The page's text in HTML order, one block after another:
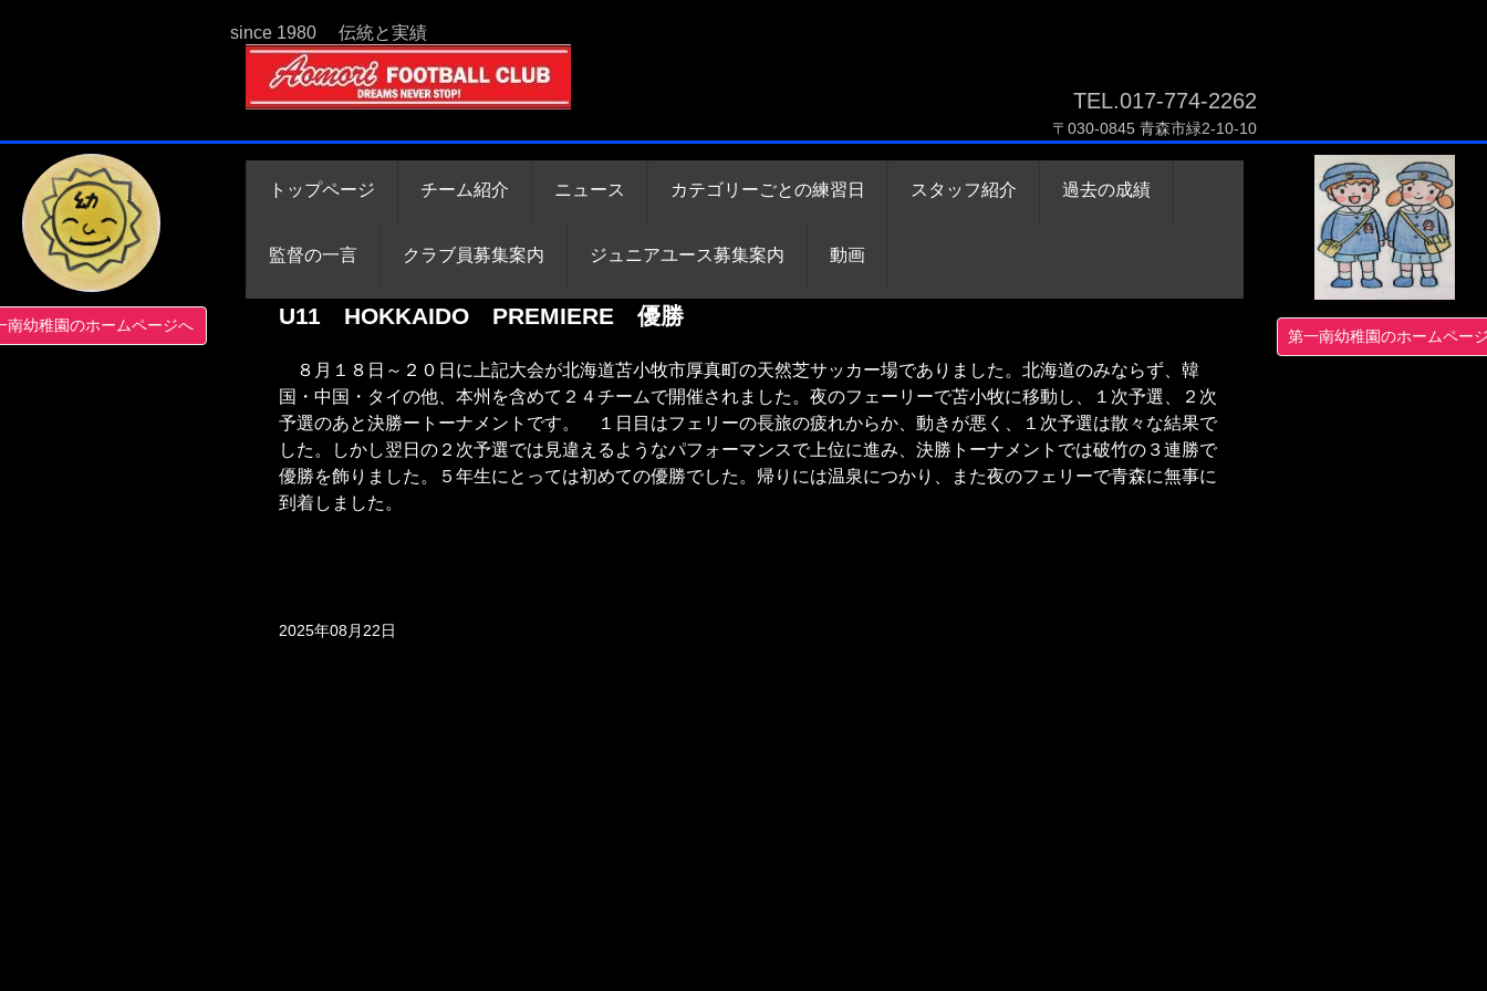
since 1980 伝統と実績
TEL.017-774-2262
〒030-0845 青森市緑2-10-10
南幼稚園のホームページへ
第一南幼稚園のホームペー
トップページ チーム紹介 ニュース カテゴリーごとの練習日 スタッフ紹介 過去の成績
監督の一言 クラブ員募集案内 ジュニアユース募集案内 動画
U11 HOKKAIDO PREMIERE 優勝
８月１８日～２０日に上記大会が北海道苫小牧市厚真町の天然芝サッカー場でありました。北海道のみならず、韓
国・中国・タイの他、本州を含めて２４チームで開催されました。夜のフェーリーで苫小牧に移動し、１次予選、２次
予選のあと決勝ートーナメントです。 １日目はフェリーの長旅の疲れからか、動きが悪く、１次予選は散々な結果で
した。しかし翌日の２次予選では見違えるようなパフォーマンスで上位に進み、決勝トーナメントでは破竹の３連勝で
優勝を飾りました。５年生にとっては初めての優勝でした。帰りには温泉につかり、また夜のフェリーで青森に無事に
到着しました。
2025年08月22日